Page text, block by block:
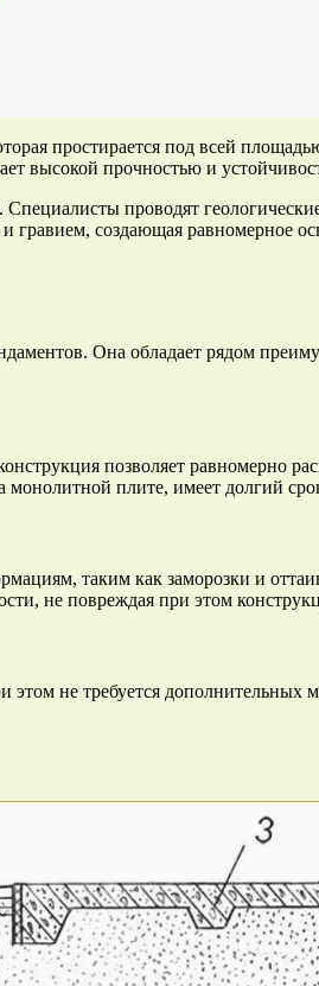
простирается под всей
высокой прочностью и
проводят
гравием, создающая равномерное
Она обладает рядом
позволяет равномерно
плите, имеет долгий
таким как заморозки и
не повреждая при этом
не требуется дополнительных